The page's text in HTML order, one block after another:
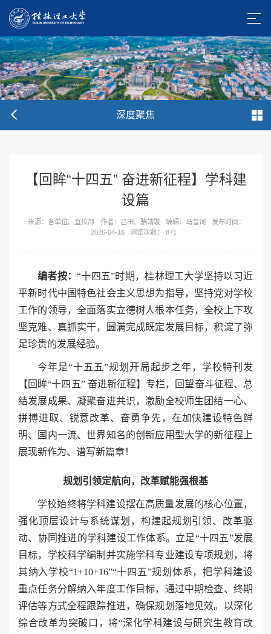
深度聚焦
【回眸“十四五” 奋进新征程】学科建
设篇
来源：各单位、宣传部 作者：吕田、骆靖璇 编辑：马音词
发布时间：
2026-04-16
浏览次数： 871
编者按：“十四五”时期，桂林理工大学坚持以习近
平新时代中国特色社会主义思想为指导，坚持党对学校
工作的领导，全面落实立德树人根本任务，全校上下攻
坚克难、真抓实干，圆满完成既定发展目标，积淀了弥
足珍贵的发展经验。
今年是“十五五”规划开局起步之年，学校特刊发
【回眸“十四五” 奋进新征程】专栏，回望奋斗征程、总
结发展成果、凝聚奋进共识，激励全校师生团结一心、
拼搏进取、锐意改革、奋勇争先，在加快建设特色鲜
明、国内一流、世界知名的创新应用型大学的新征程上
展现新作为、谱写新篇章！
规划引领定航向，改革赋能强根基
学校始终将学科建设摆在高质量发展的核心位置，
强化顶层设计与系统谋划，构建起规划引领、改革驱
动、协同推进的学科建设工作体系。立足“十四五”发展
目标，学校科学编制并实施学科专业建设专项规划，将
其纳入学校“1+10+16”“十四五”规划体系，把学科建设
重点任务分解纳入年度工作目标，通过中期检查、终期
评估等方式全程跟踪推进，确保规划落地见效。以深化
综合改革为突破口，将“深化学科建设与研究生教育改